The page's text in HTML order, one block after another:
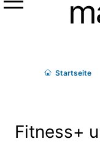
Menü
Startseite
Fitness+